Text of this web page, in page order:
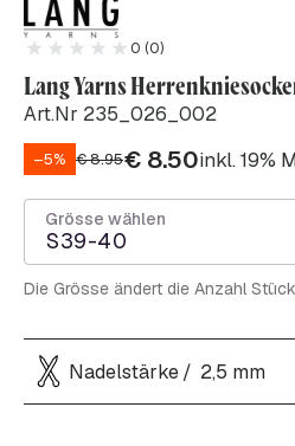
0 (0)
Lang Yarns
Art.Nr 235_026_002
–5% €8.95€ 8.50inkl. 19%
Grösse wählen
S39-40
Die Grösse ändert die Anzahl Stück
Nadelstärke 2,5 mm